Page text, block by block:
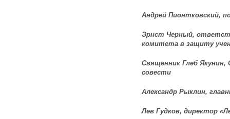
Андрей Пионтковский,
Эрнст Черный,
комитета в защиту
Священник Глеб
совести
Александр Рыклин,
Лев Гудков, директор «